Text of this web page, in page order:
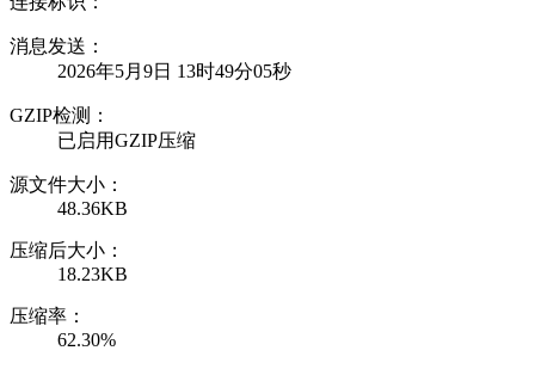
消息发送：
2026年5月9日 13时49分05秒
GZIP检测：
已启用GZIP压缩
源文件大小：
48.36KB
压缩后大小：
18.23KB
压缩率：
62.30%